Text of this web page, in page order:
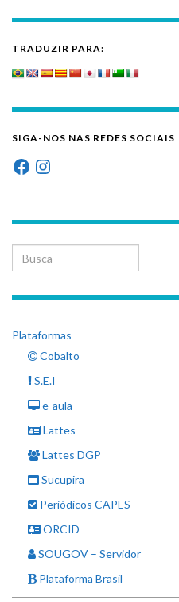
TRADUZIR PARA:
SIGA-NOS NAS REDES SOCIAIS
FacebookInstagram
Search for:
Plataformas
Cobalto
S.E.I
e-aula
Lattes
Lattes DGP
Sucupira
Periódicos CAPES
ORCID
SOUGOV – Servidor
Plataforma Brasil